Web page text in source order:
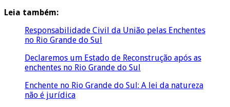
Leia também:
Responsabilidade Civil da União pelas Enchentes
no Rio Grande do Sul
Declaremos um Estado de Reconstrução após as
enchentes no Rio Grande do Sul
Enchente no Rio Grande do Sul: A lei da natureza
não é jurídica